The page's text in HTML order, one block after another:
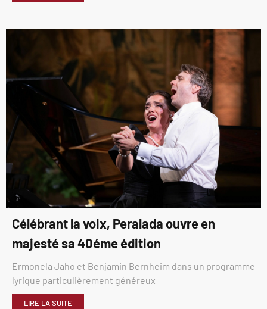
Célébrant la voix, Peralada ouvre en
majesté sa 40éme édition
Ermonela Jaho et Benjamin Bernheim dans un programme
lyrique particulièrement généreux
LIRE LA SUITE